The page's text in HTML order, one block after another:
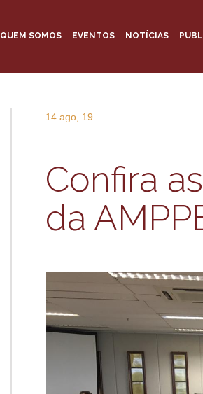
QUEM SOMOS EVENTOS NOTÍCIAS
14 ago, 19
Confira
da